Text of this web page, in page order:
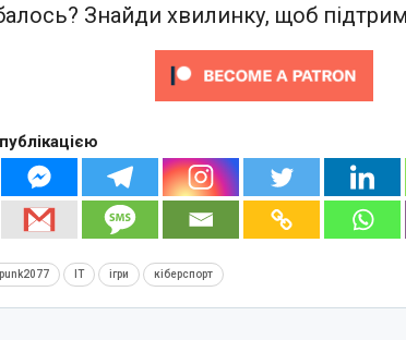
Знайди хвилинку, щоб
IT ігри кіберспорт